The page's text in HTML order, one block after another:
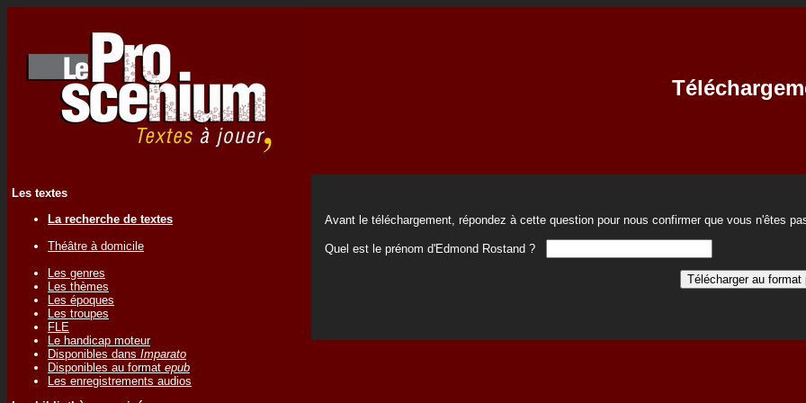
Les textes
La recherche de textes
Théâtre à domicile
Les genres
Les thèmes
Les époques
Les troupes
FLE
Le handicap moteur
Disponibles dans Imparato
Disponibles au format epub
Les enregistrements audios
Avant le téléchargement, répondez à cette question pour nous confirmer que vous n'êtes
Quel est le prénom d'Edmond Rostand ?